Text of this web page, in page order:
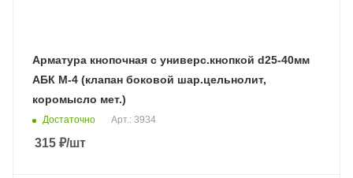
Арматура кнопочная с универс.кнопкой d25-40мм
АБК М-4 (клапан боковой шар.цельнолит,
коромысло мет.)
Достаточно Арт.: 3934
315 ₽/шт